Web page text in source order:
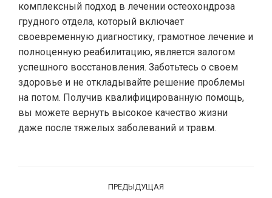
комплексный подход в лечении остеохондроза
грудного отдела, который включает
своевременную диагностику, грамотное лечение и
полноценную реабилитацию, является залогом
успешного восстановления. Заботьтесь о своем
здоровье и не откладывайте решение проблемы
на потом. Получив квалифицированную помощь,
вы можете вернуть высокое качество жизни
даже после тяжелых заболеваний и травм.
ПРЕДЫДУЩАЯ